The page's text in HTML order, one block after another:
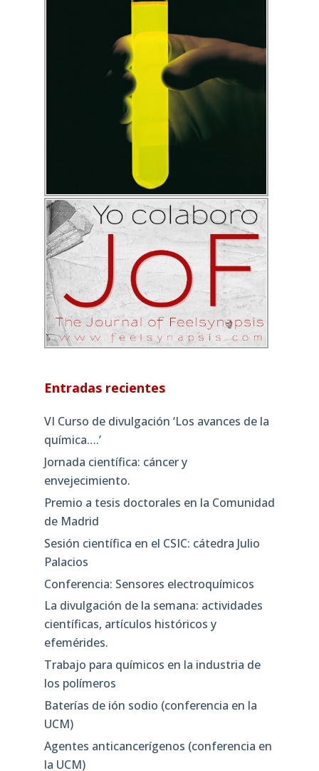
Entradas recientes
VI Curso de divulgación ‘Los avances de la
química….’
Jornada científica: cáncer y
envejecimiento.
Premio a tesis doctorales en la Comunidad
de Madrid
Sesión científica en el CSIC: cátedra Julio
Palacios
Conferencia: Sensores electroquímicos
La divulgación de la semana: actividades
científicas, artículos históricos y
efemérides.
Trabajo para químicos en la industria de
los polímeros
Baterías de ión sodio (conferencia en la
UCM)
Agentes anticancerígenos (conferencia en
la UCM)